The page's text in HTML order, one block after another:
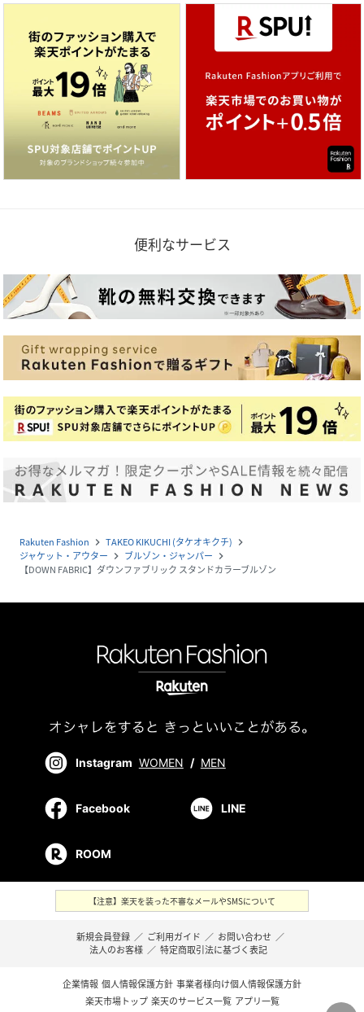
便利なサービス
Rakuten Fashion navigate_next TAKEO KIKUCHI (タケオキクチ) navigate_next
ジャケット・アウター navigate_next ブルゾン・ジャンパー navigate_next
【DOWN FABRIC】ダウンファブリック スタンドカラーブルゾン
Instagram WOMEN / MEN
Facebook LINE
ROOM
【注意】楽天を装った不審なメールやSMSについて
新規会員登録 ／ ご利用ガイド ／ お問い合わせ ／
法人のお客様 ／ 特定商取引法に基づく表記
企業情報 個人情報保護方針 事業者様向け個人情報保護方針
楽天市場トップ 楽天のサービス一覧 アプリ一覧